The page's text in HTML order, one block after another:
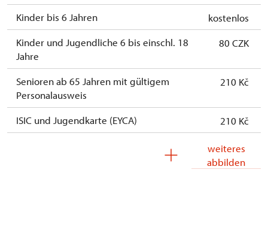
Kinder bis 6 Jahren
kostenlos
Kinder und Jugendliche 6 bis einschl. 18
Jahre
80 CZK
Senioren ab 65 Jahren mit gültigem
Personalausweis
210 Kč
ISIC und Jugendkarte (EYCA)
210 Kč
Begleitperson von Schwerbehinderten
kostenlos
kostenlos
weiteres
abbilden